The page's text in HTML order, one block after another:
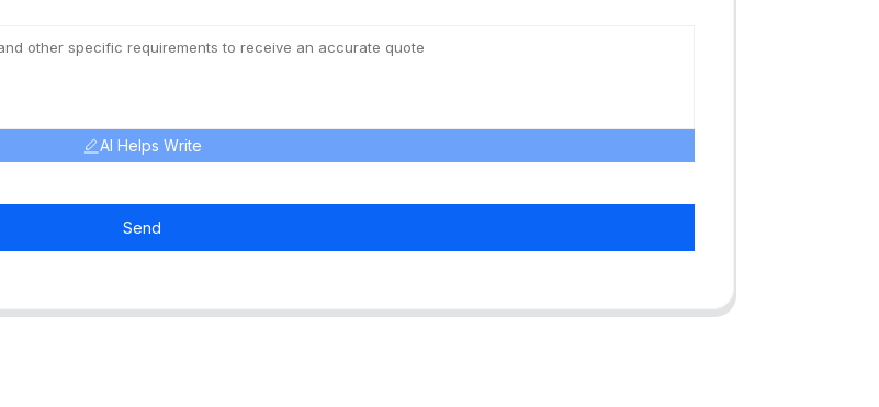
AI Helps Write
Send